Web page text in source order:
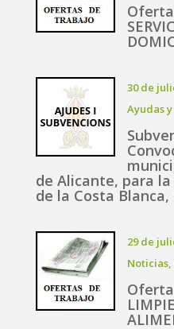
30 de
Ayudas
de Alicante, para
de la Costa
29 de
Noticias,